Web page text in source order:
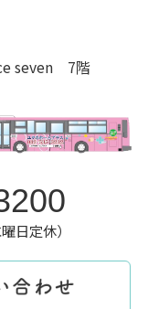
seven 7階
日定休）